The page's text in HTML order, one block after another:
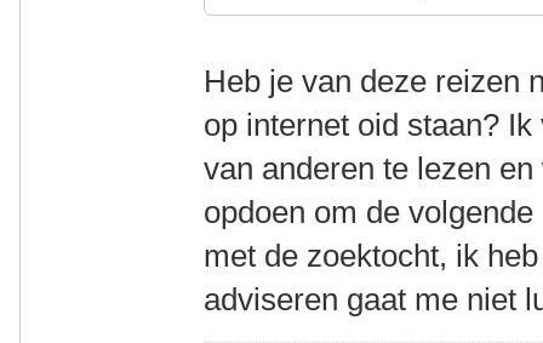
Heb je van deze reizen
op internet oid staan?
van anderen te lezen
opdoen om de
met de zoektocht, ik
adviseren gaat me niet